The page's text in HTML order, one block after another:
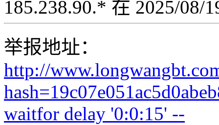
185.238.90.* 在 2025/08/
举报地址：
http://
waitfor delay '0:0:15' --